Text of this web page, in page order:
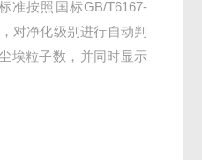
准按照国标GB/T6167-
对净化级别进行自动判
埃粒子数，并同时显示